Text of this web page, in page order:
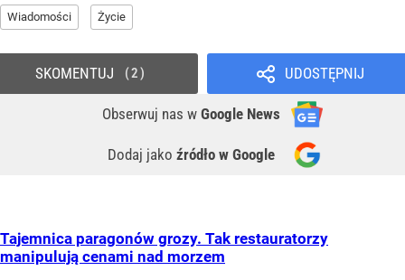
Wiadomości Życie
UDOSTĘPNIJ
Obserwuj nas w Google News
Dodaj jako źródło w Google
SKOMENTUJ 2
Tajemnica paragonów grozy. Tak restauratorzy
manipulują cenami nad morzem